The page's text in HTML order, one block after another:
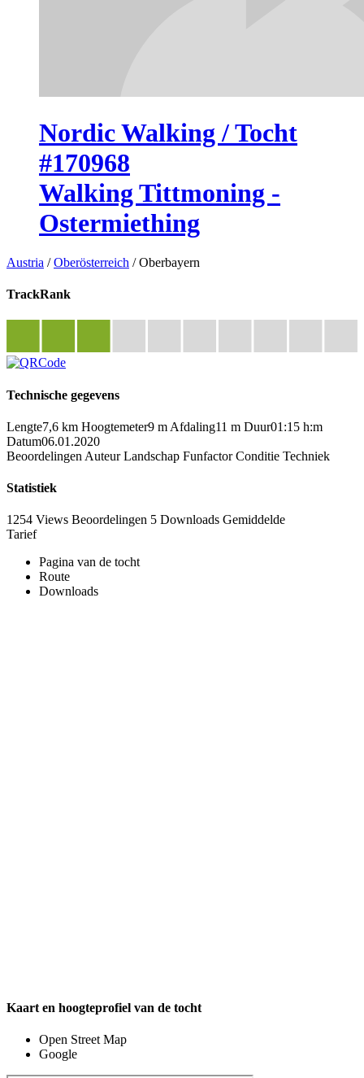
Nordic Walking / Tocht
#170968
Walking Tittmoning -
Ostermiething
Austria /Oberösterreich /Oberbayern
TrackRank
Technische gegevens
Lengte7,6 km Hoogtemeter9 m Afdaling11 m Duur01:15 h:m
Datum06.01.2020
Beoordelingen Auteur Landschap Funfactor Conditie Techniek
Statistiek
1254 Views Beoordelingen 5 Downloads Gemiddelde
Tarief
Pagina van de tocht
Route
Downloads
Kaart en hoogteprofiel van de tocht
Open Street Map
Google